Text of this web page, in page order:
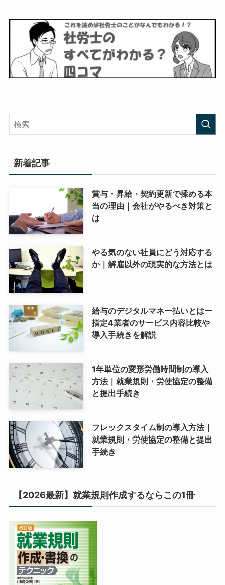
新着記事
賞与・昇給・契約更新で揉める本
当の理由｜会社がやるべき対策と
は
やる気のない社員にどう対応する
か｜解雇以外の現実的な方法とは
給与のデジタルマネー払いとはー
指定4業者のサービス内容比較や
導入手続きを解説
1年単位の変形労働時間制の導入
方法｜就業規則・労使協定の整備
と提出手続き
フレックスタイム制の導入方法｜
就業規則・労使協定の整備と提出
手続き
【2026最新】就業規則作成するならこの1冊